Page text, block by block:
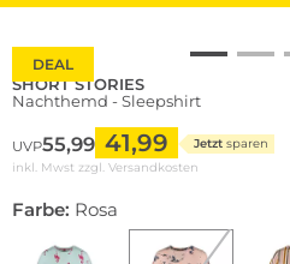
DEAL
SHORT STORIES
Nachthemd - Sleepshirt
UVP55,99 41,99 Jetzt sparen
inkl. Mwst zzgl. Versandkosten
Farbe: Rosa